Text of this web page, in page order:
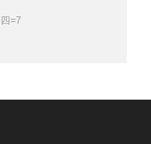
=7